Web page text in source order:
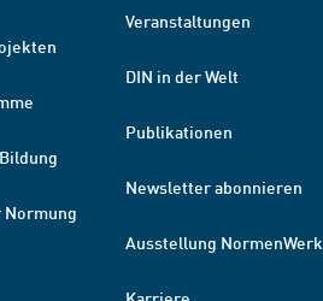
Normung
Veranstaltungen
DIN in der Welt
Publikationen
Newsletter abonnieren
Ausstellung NormenWerk